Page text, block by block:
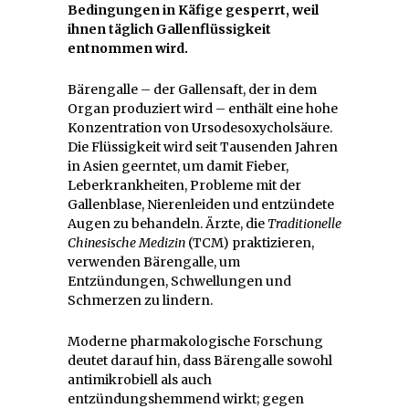
Bedingungen in Käfige gesperrt, weil
ihnen täglich Gallenflüssigkeit
entnommen wird.
Bärengalle – der Gallensaft, der in dem
Organ produziert wird – enthält eine hohe
Konzentration von Ursodesoxycholsäure.
Die Flüssigkeit wird seit Tausenden Jahren
in Asien geerntet, um damit Fieber,
Leberkrankheiten, Probleme mit der
Gallenblase, Nierenleiden und entzündete
Augen zu behandeln. Ärzte, die Traditionelle
Chinesische Medizin (TCM) praktizieren,
verwenden Bärengalle, um
Entzündungen, Schwellungen und
Schmerzen zu lindern.
Moderne pharmakologische Forschung
deutet darauf hin, dass Bärengalle sowohl
antimikrobiell als auch
entzündungshemmend wirkt; gegen